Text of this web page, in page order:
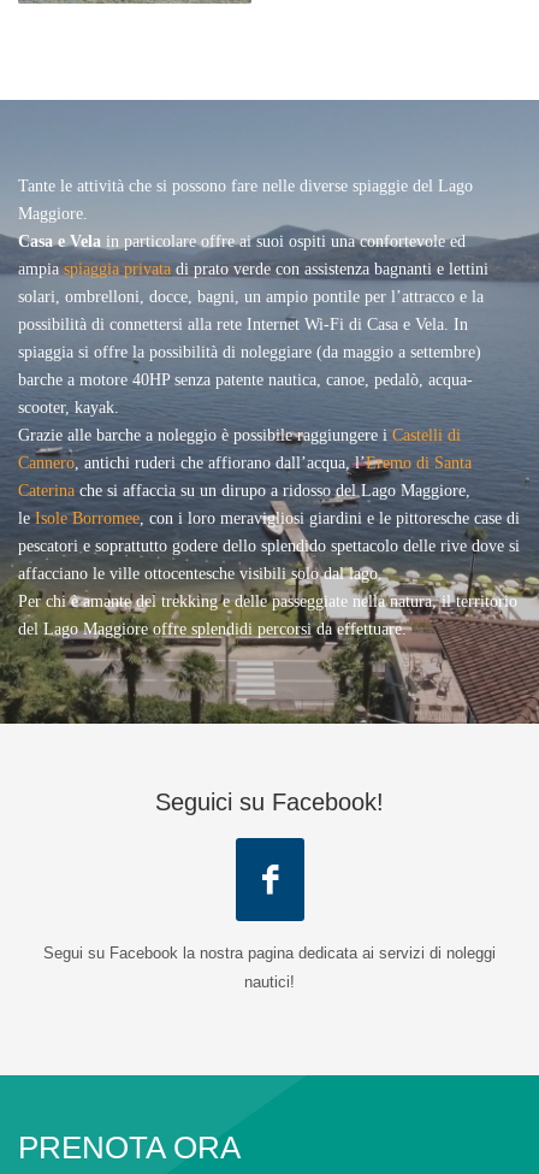
Tante le attività che si possono fare nelle diverse spiaggie del Lago
Maggiore.
Casa e Vela in particolare offre ai suoi ospiti una confortevole ed
ampia spiaggia privata di prato verde con assistenza bagnanti e lettini
solari, ombrelloni, docce, bagni, un ampio pontile per l’attracco e la
possibilità di connettersi alla rete Internet Wi-Fi di Casa e Vela. In
spiaggia si offre la possibilità di noleggiare (da maggio a settembre)
barche a motore 40HP senza patente nautica, canoe, pedalò, acqua-
scooter, kayak.
Grazie alle barche a noleggio è possibile raggiungere i Castelli di
Cannero , antichi ruderi che affiorano dall’acqua, l’Eremo di Santa
Caterina che si affaccia su un dirupo a ridosso del Lago Maggiore,
le Isole Borromee , con i loro meravigliosi giardini e le pittoresche case di
pescatori e soprattutto godere dello splendido spettacolo delle rive dove si
affacciano le ville ottocentesche visibili solo dal lago.
Per chi è amante del trekking e delle passeggiate nella natura, il territorio
del Lago Maggiore offre splendidi percorsi da effettuare.
Seguici su Facebook!
Segui su Facebook la nostra pagina dedicata ai servizi di noleggi
nautici!
PRENOTA ORA